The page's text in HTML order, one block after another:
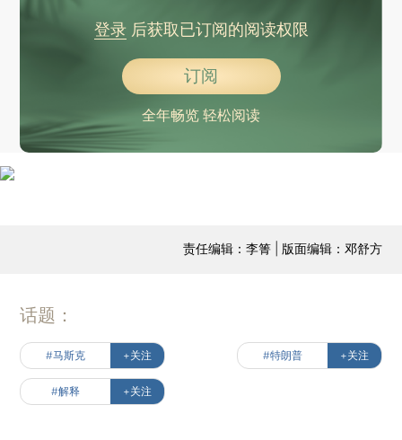
登录后获取已订阅的阅读权限
订阅
全年畅览 轻松阅读
责任编辑：李箐 | 版面编辑：邓舒方
话题：
#马斯克 +关注 #特朗普 +关注
#解释 +关注